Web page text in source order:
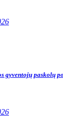
gyventojų paskolų